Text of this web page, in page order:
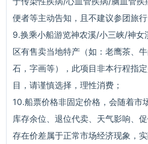
便者等主动告知，且不建议参团旅行
9.换乘小船游览神农溪/小三峡/神女
区有售卖当地特产（如：老鹰茶、
石，字画等），此项目非本行程指
目，请谨慎选择，理性消费；
10.船票价格非固定价格，会随着市
库存余位、退位代卖、天气影响、
存在价差属于正常市场经济现象，